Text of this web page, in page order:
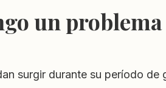
un
surgir durante su período de